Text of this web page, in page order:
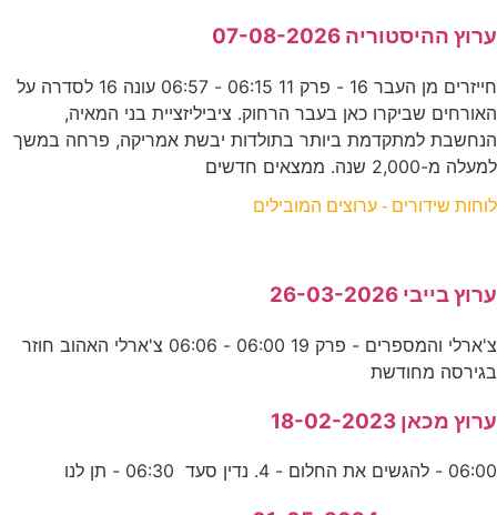
ערוץ ההיסטוריה 07-08-2026
חייזרים מן העבר 16 - פרק 11 06:15 - 06:57 עונה 16 לסדרה על
האורחים שביקרו כאן בעבר הרחוק. ציביליזציית בני המאיה,
הנחשבת למתקדמת ביותר בתולדות יבשת אמריקה, פרחה במשך
למעלה מ-2,000 שנה. ממצאים חדשים
לוחות שידורים - ערוצים המובילים
ערוץ בייבי 26-03-2026
צ'ארלי והמספרים - פרק 19 06:00 - 06:06 צ'ארלי האהוב חוזר
בגירסה מחודשת
ערוץ מכאן 18-02-2023
06:00 - להגשים את החלום - 4. נדין סעד 06:30 - תן לנו